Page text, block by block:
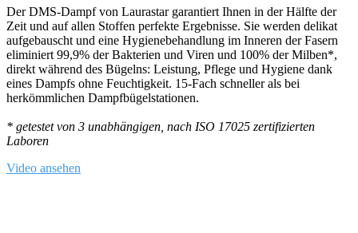
Der DMS-Dampf von Laurastar garantiert Ihnen in der Hälfte der
Zeit und auf allen Stoffen perfekte Ergebnisse. Sie werden delikat
aufgebauscht und eine Hygienebehandlung im Inneren der Fasern
eliminiert 99,9% der Bakterien und Viren und 100% der Milben*,
direkt während des Bügelns: Leistung, Pflege und Hygiene dank
eines Dampfs ohne Feuchtigkeit. 15-Fach schneller als bei
herkömmlichen Dampfbügelstationen.
* getestet von 3 unabhängigen, nach ISO 17025 zertifizierten
Laboren
Video ansehen